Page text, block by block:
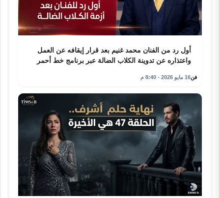
أول رد من الفنان محمد غنيم بعد قرار إيقافه عن العمل
واعتذاره عن تدوينة الكلاب الضالة عبر برنامج خط أحمر
فن16 مايو 2026 - 8:40 م